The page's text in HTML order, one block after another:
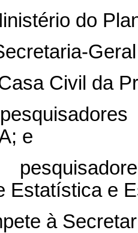
do
Civil da
e
Estatística e
à